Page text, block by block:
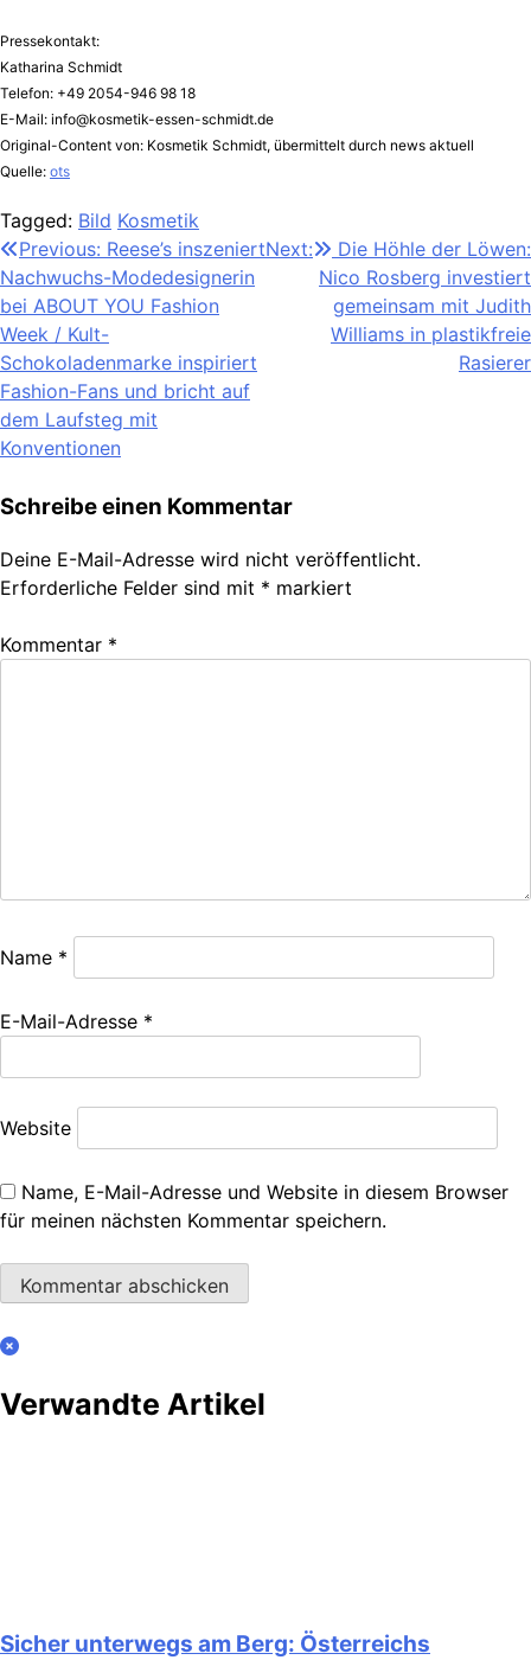
Pressekontakt:
Katharina Schmidt
Telefon: +49 2054-946 98 18
E-Mail: info@kosmetik-essen-schmidt.de
Original-Content von: Kosmetik Schmidt, übermittelt durch news aktuell
Quelle: ots
Tagged: Bild Kosmetik
Beitragsnavigation
Previous: Reese’s inszeniert
Nachwuchs-Modedesignerin
bei ABOUT YOU Fashion
Week / Kult-
Schokoladenmarke inspiriert
Fashion-Fans und bricht auf
dem Laufsteg mit
Konventionen
Next:
Die Höhle der Löwen:
Nico Rosberg investiert
gemeinsam mit Judith
Williams in plastikfreie
Rasierer
Schreibe einen Kommentar
Deine E-Mail-Adresse wird nicht veröffentlicht.
Erforderliche Felder sind mit * markiert
Kommentar *
Name *
E-Mail-Adresse *
Website
Name, E-Mail-Adresse und Website in diesem Browser
für meinen nächsten Kommentar speichern.
Verwandte Artikel
Sicher unterwegs am Berg: Österreichs